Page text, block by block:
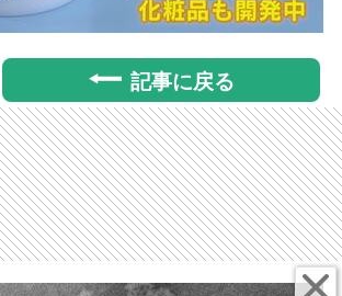
記事に戻る